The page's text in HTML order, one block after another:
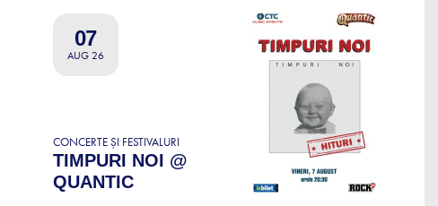
07
AUG 26
CONCERTE ȘI FESTIVALURI
TIMPURI NOI @
QUANTIC